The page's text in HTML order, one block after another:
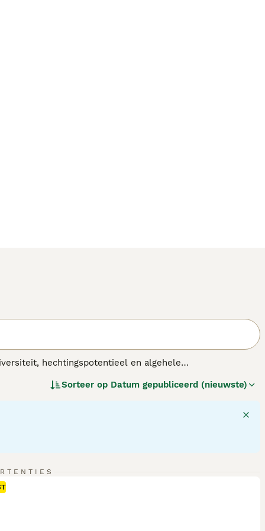
hechtingspotentieel en algehele
kunnen variëren van effen tot veelkleurig, en
voor actieve huishoudens of rustige huizen. Hun
kenmerk, wat hen robuuste metgezellen maakt.
biedt om van te genieten en te koesteren.
Sorteer op Datum gepubliceerd (nieuwste)